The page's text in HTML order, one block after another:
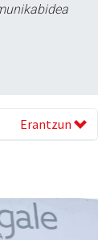
Erantzun